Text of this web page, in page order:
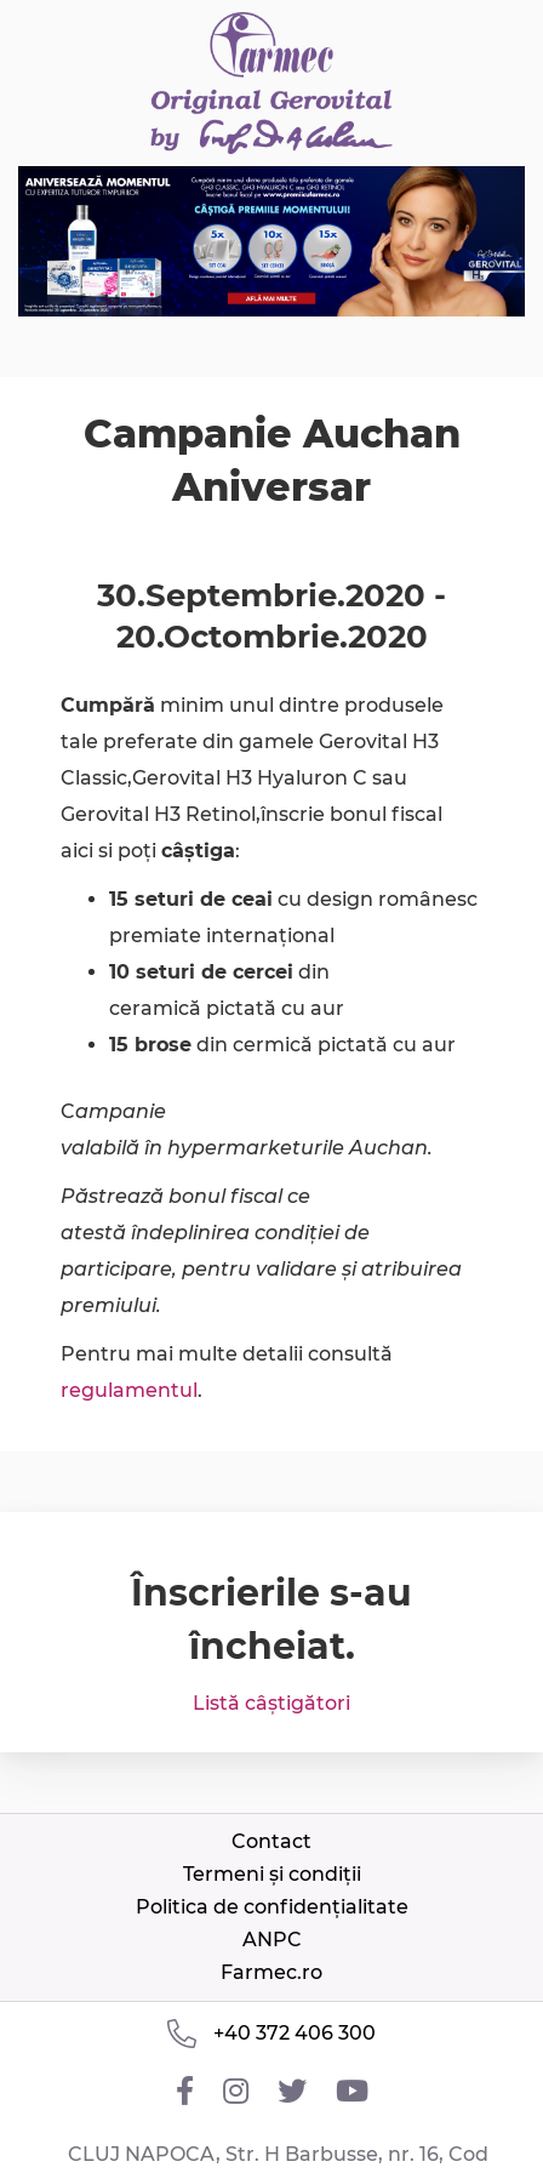
Campanie Auchan
Aniversar
30.Septembrie.2020 -
20.Octombrie.2020
Cumpără minim unul dintre produsele
tale preferate din gamele Gerovital H3
Classic,Gerovital H3 Hyaluron C sau
Gerovital H3 Retinol,înscrie bonul fiscal
aici si poți câștiga:
15 seturi de ceai cu design românesc
premiate internațional
10 seturi de cercei din
ceramică pictată cu aur
15 brose din cermică pictată cu aur
Campanie
valabilă în hypermarketurile Auchan.
Păstrează bonul fiscal ce
atestă îndeplinirea condiției de
participare, pentru validare și atribuirea
premiului.
Pentru mai multe detalii consultă
regulamentul.
Înscrierile s-au
încheiat.
Listă câștigători
Contact
Termeni și condiții
Politica de confidențialitate
ANPC
Farmec.ro
+40 372 406 300
CLUJ NAPOCA, Str. H Barbusse, nr. 16, Cod